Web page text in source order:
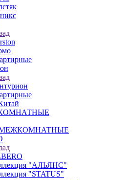
"АЛЬЯНС"
"STATUS"